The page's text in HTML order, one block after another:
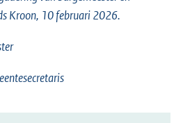
Kroon, 10 februari 2026.